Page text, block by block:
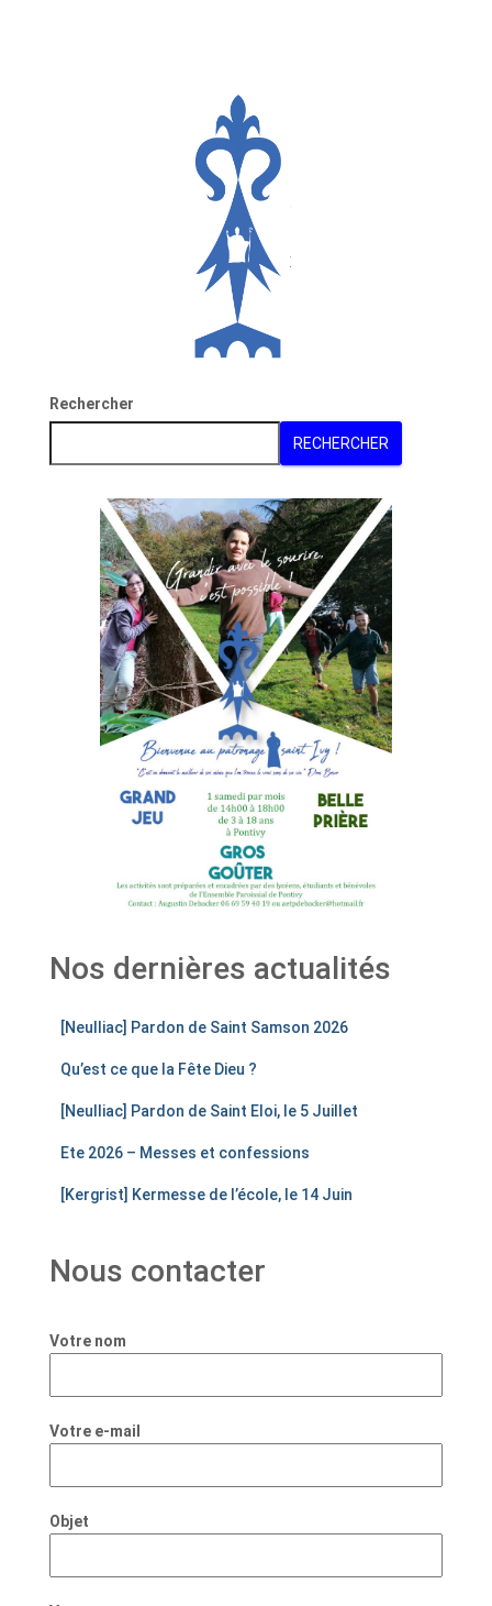
Rechercher
RECHERCHER
Nos dernières actualités
[Neulliac] Pardon de Saint Samson 2026
Qu’est ce que la Fête Dieu ?
[Neulliac] Pardon de Saint Eloi, le 5 Juillet
Ete 2026 – Messes et confessions
[Kergrist] Kermesse de l’école, le 14 Juin
Nous contacter
Votre nom
Votre e-mail
Objet